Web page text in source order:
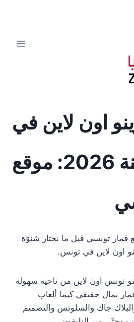
اون لاين في
تونس لسنة 2026: موقع
قمار تونسي قبل ما نختار شنوّة
اون لاين في تونس.
تونس اون لاين من ناحية سهولة
بمال حقيقي كيما ألعاب
جاك والسلوتس والتصميم